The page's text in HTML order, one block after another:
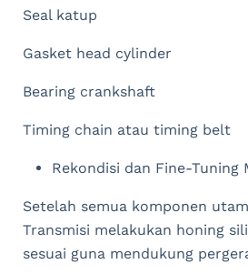
Seal katup
Gasket head cylinder
Bearing crankshaft
Timing chain atau timing belt
Rekondisi dan Fine-Tuning
Setelah semua komponen
Transmisi melakukan honing
sesuai guna mendukung